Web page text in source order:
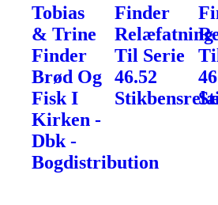
Tobias
& Trine
Finder
Brød Og
Fisk I
Kirken -
Dbk -
Bogdistribution
Finder
Relæfatning
Til Serie
46.52